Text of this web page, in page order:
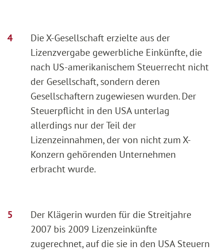
Die X-Gesellschaft erzielte aus der
Lizenzvergabe gewerbliche Einkünfte, die
nach US-amerikanischem Steuerrecht nicht
der Gesellschaft, sondern deren
Gesellschaftern zugewiesen wurden. Der
Steuerpflicht in den USA unterlag
allerdings nur der Teil der
Lizenzeinnahmen, der von nicht zum X-
Konzern gehörenden Unternehmen
erbracht wurde.
Der Klägerin wurden für die Streitjahre
2007 bis 2009 Lizenzeinkünfte
zugerechnet, auf die sie in den USA Steuern